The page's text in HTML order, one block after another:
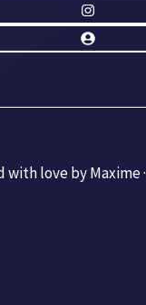
with love by Maxime ·